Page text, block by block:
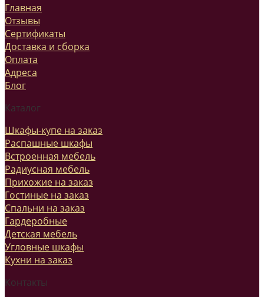
Главная
Отзывы
Сертификаты
Доставка и сборка
Оплата
Адреса
Блог
Каталог
Шкафы-купе на заказ
Распашные шкафы
Встроенная мебель
Радиусная мебель
Прихожие на заказ
Гостиные на заказ
Спальни на заказ
Гардеробные
Детская мебель
Угловные шкафы
Кухни на заказ
Контакты